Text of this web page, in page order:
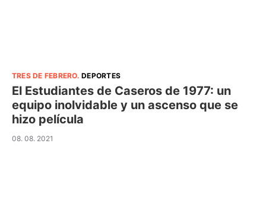
TRES DE FEBRERO.DEPORTES
El Estudiantes de Caseros de 1977: un
equipo inolvidable y un ascenso que se
hizo película
08. 08. 2021